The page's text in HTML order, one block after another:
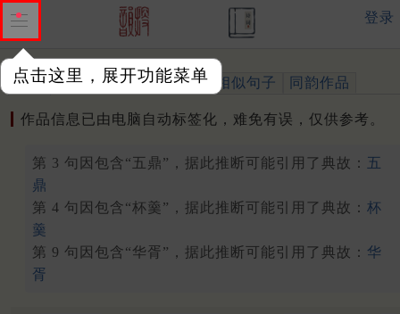
点击这里，展开功能菜单
登录
作品 标注四声 出处、引用 相似句子 同韵作品
作品信息已由电脑自动标签化，难免有误，仅供参考。
第 3 句因包含“五鼎”，据此推断可能引用了典故： 五
鼎
第 4 句因包含“杯羹”，据此推断可能引用了典故： 杯
羹
第 9 句因包含“华胥”，据此推断可能引用了典故： 华
胥